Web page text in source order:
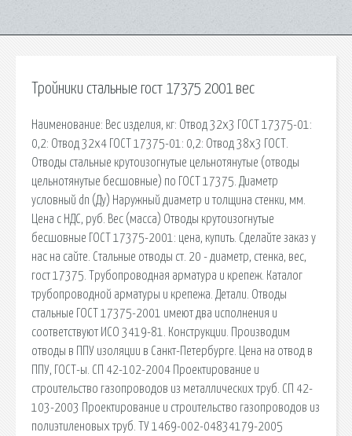
Тройники стальные гост 17375 2001 вес
Наименование: Вес изделия, кг: Отвод 32х3 ГОСТ 17375-01:
0,2: Отвод 32х4 ГОСТ 17375-01: 0,2: Отвод 38х3 ГОСТ.
Отводы стальные крутоизогнутые цельнотянутые (отводы
цельнотянутые бесшовные) по ГОСТ 17375. Диаметр
условный dn (Ду) Наружный диаметр и толщина стенки, мм.
Цена с НДС, руб. Вес (масса) Отводы крутоизогнутые
бесшовные ГОСТ 17375-2001: цена, купить. Сделайте заказ у
нас на сайте. Стальные отводы ст. 20 - диаметр, стенка, вес,
гост 17375. Трубопроводная арматура и крепеж. Каталог
трубопроводной арматуры и крепежа. Детали. Отводы
стальные ГОСТ 17375-2001 имеют два исполнения и
соответствуют ИСО 3419-81. Конструкции. Производим
отводы в ППУ изоляции в Санкт-Петербурге. Цена на отвод в
ППУ, ГОСТ-ы. СП 42-102-2004 Проектирование и
строительство газопроводов из металлических труб. СП 42-
103-2003 Проектирование и строительство газопроводов из
полиэтиленовых труб. ТУ 1469-002-04834179-2005